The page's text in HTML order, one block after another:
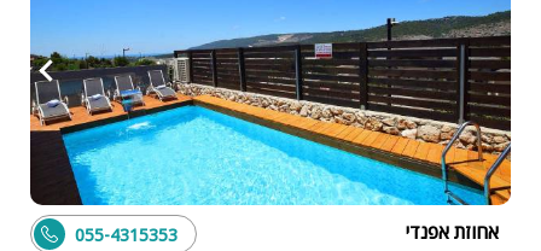
אחוזת אפנדי 055-4315353